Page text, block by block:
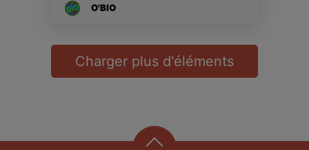
O'BIO
Charger plus d'éléments